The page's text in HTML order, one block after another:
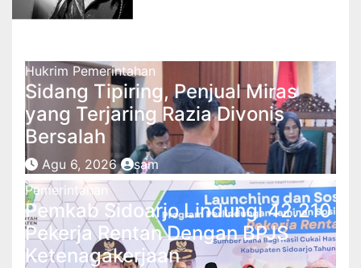
HukrimPemerintahan
Sidang Tipiring, Penjual Miras
yang Terjaring Razia Divonis
Bersalah
Agu 6, 2026
sam
Pemerintahan
Pemkab Sidoarjo Lindungi 42.210
Pekerja Rentan Dengan BPJS
Ketenagakerjaan